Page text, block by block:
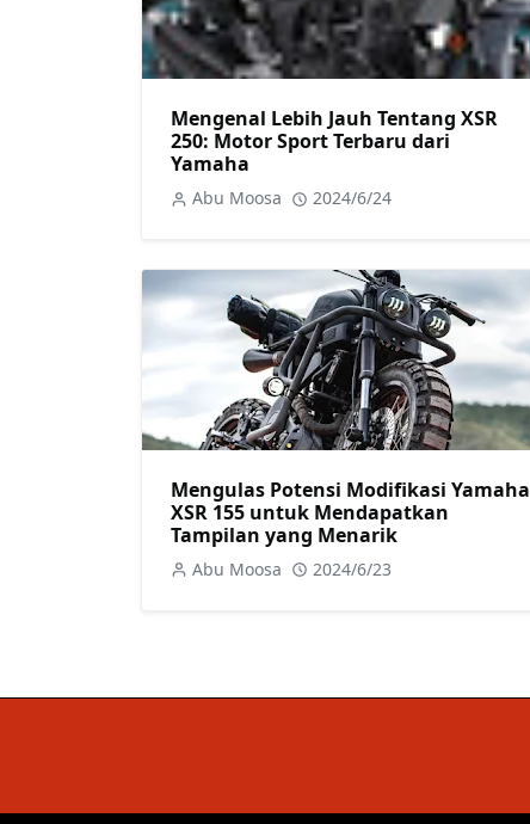
Mengenal Lebih Jauh Tentang XSR
250: Motor Sport Terbaru dari
Yamaha
Abu Moosa 2024/6/24
Mengulas Potensi Modifikasi Yamaha
XSR 155 untuk Mendapatkan
Tampilan yang Menarik
Abu Moosa 2024/6/23